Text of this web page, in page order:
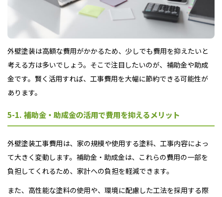
外壁塗装は高額な費用がかかるため、少しでも費用を抑えたいと
考える方は多いでしょう。そこで注目したいのが、補助金や助成
金です。賢く活用すれば、工事費用を大幅に節約できる可能性が
あります。
5-1. 補助金・助成金の活用で費用を抑えるメリット
外壁塗装工事費用は、家の規模や使用する塗料、工事内容によっ
て大きく変動します。補助金・助成金は、これらの費用の一部を
負担してくれるため、家計への負担を軽減できます。
また、高性能な塗料の使用や、環境に配慮した工法を採用する際